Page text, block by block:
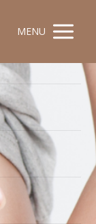
MENU